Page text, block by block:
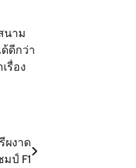
นาม
ดีกว่า
รื่อง
ผงาด
ป์ F1